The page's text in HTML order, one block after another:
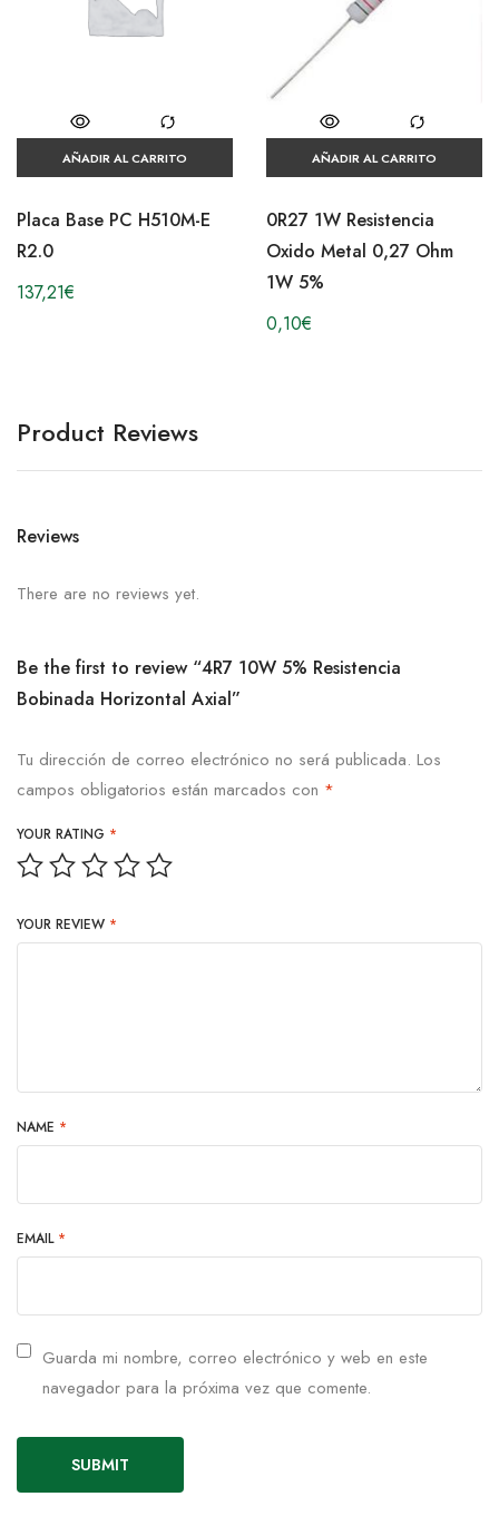
AÑADIR AL CARRITO
Placa Base PC H510M-E
R2.0
137,21€
AÑADIR AL CARRITO
0R27 1W Resistencia
Oxido Metal 0,27 Ohm
1W 5%
0,10€
Product Reviews
Reviews
There are no reviews yet.
Be the first to review “4R7 10W 5% Resistencia
Bobinada Horizontal Axial”
Tu dirección de correo electrónico no será publicada. Los
campos obligatorios están marcados con *
YOUR RATING *
YOUR REVIEW *
NAME *
EMAIL *
Guarda mi nombre, correo electrónico y web en este
navegador para la próxima vez que comente.